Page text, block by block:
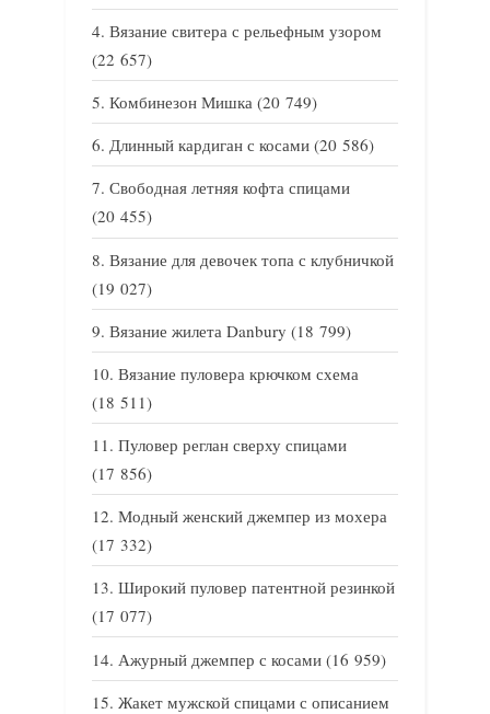
Вязание свитера с рельефным узором
(22 657)
Комбинезон Мишка (20 749)
Длинный кардиган с косами (20 586)
Свободная летняя кофта спицами
(20 455)
Вязание для девочек топа с клубничкой
(19 027)
Вязание жилета Danbury (18 799)
Вязание пуловера крючком схема
(18 511)
Пуловер реглан сверху спицами
(17 856)
Модный женский джемпер из мохера
(17 332)
Широкий пуловер патентной резинкой
(17 077)
Ажурный джемпер с косами (16 959)
Жакет мужской спицами с описанием